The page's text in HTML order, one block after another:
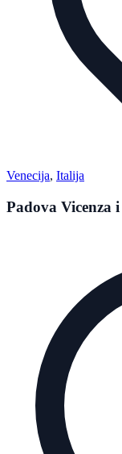
Venecija, Italija
Padova Vicenza